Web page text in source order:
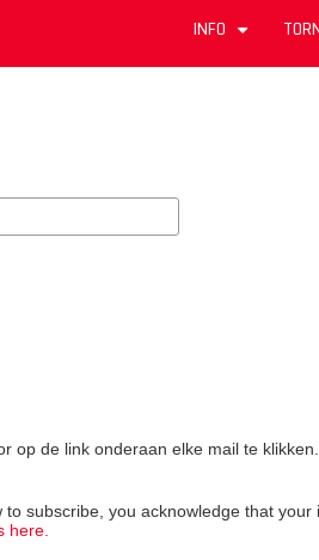
INFO
op de link onderaan elke mail te
subscribe, you acknowledge that
here.